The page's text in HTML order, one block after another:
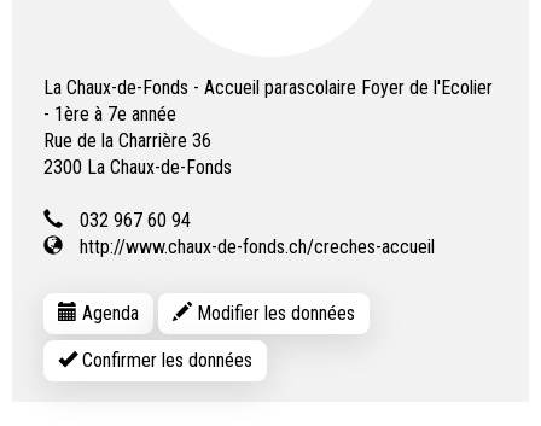
La Chaux-de-Fonds - Accueil parascolaire Foyer de l'Ecolier
- 1ère à 7e année
Rue de la Charrière 36
2300 La Chaux-de-Fonds
032 967 60 94
http://www.chaux-de-fonds.ch/creches-accueil
Agenda Modifier les données
Confirmer les données